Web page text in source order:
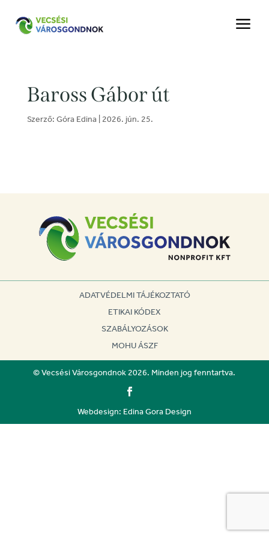
a
Baross Gábor út
Szerző: Góra Edina 2026. jún. 25.
ADATVÉDELMI TÁJÉKOZTATÓ
ETIKAI KÓDEX
SZABÁLYOZÁSOK
MOHU ÁSZF
© Vecsési Városgondnok 2026. Minden jog fenntartva.
Webdesign: Edina Gora Design